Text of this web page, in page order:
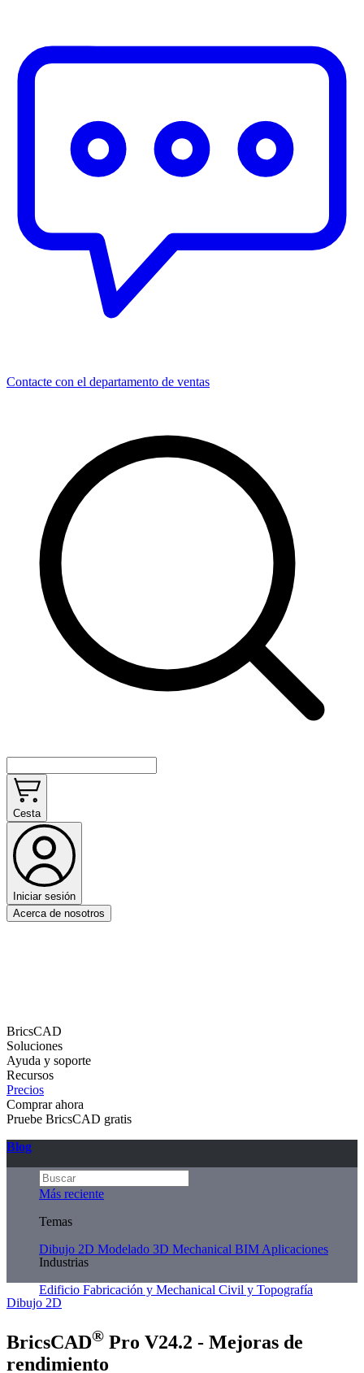
Contacte con el departamento de ventas
Cesta
Iniciar sesión
Acerca de nosotros
BricsCAD
Soluciones
Ayuda y soporte
Recursos
Precios
Comprar ahora
Pruebe BricsCAD gratis
Blog
Más reciente
Temas
Dibujo 2D Modelado 3D Mechanical BIM Aplicaciones
Industrias
Edificio Fabricación y Mechanical Civil y Topografía
Dibujo 2D
BricsCAD® Pro V24.2 - Mejoras de
rendimiento